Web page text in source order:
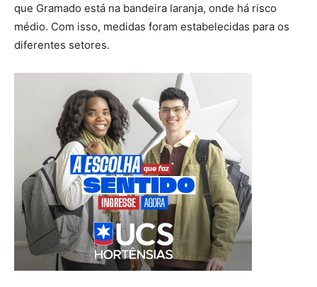
que Gramado está na bandeira laranja, onde há risco
médio. Com isso, medidas foram estabelecidas para os
diferentes setores.